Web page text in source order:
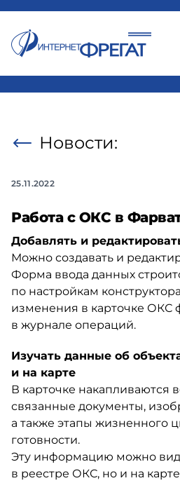
Новости:
25.11.2022
Работа с ОКС в
Добавлять и
Можно создавать и
Форма ввода данных
по настройкам
изменения в карточке ОКС
в журнале операций.
Изучать данные об
и на карте
В карточке накапливаются
связанные документы,
а также этапы жизненного
готовности.
Эту информацию можно
в реестре ОКС, но и на